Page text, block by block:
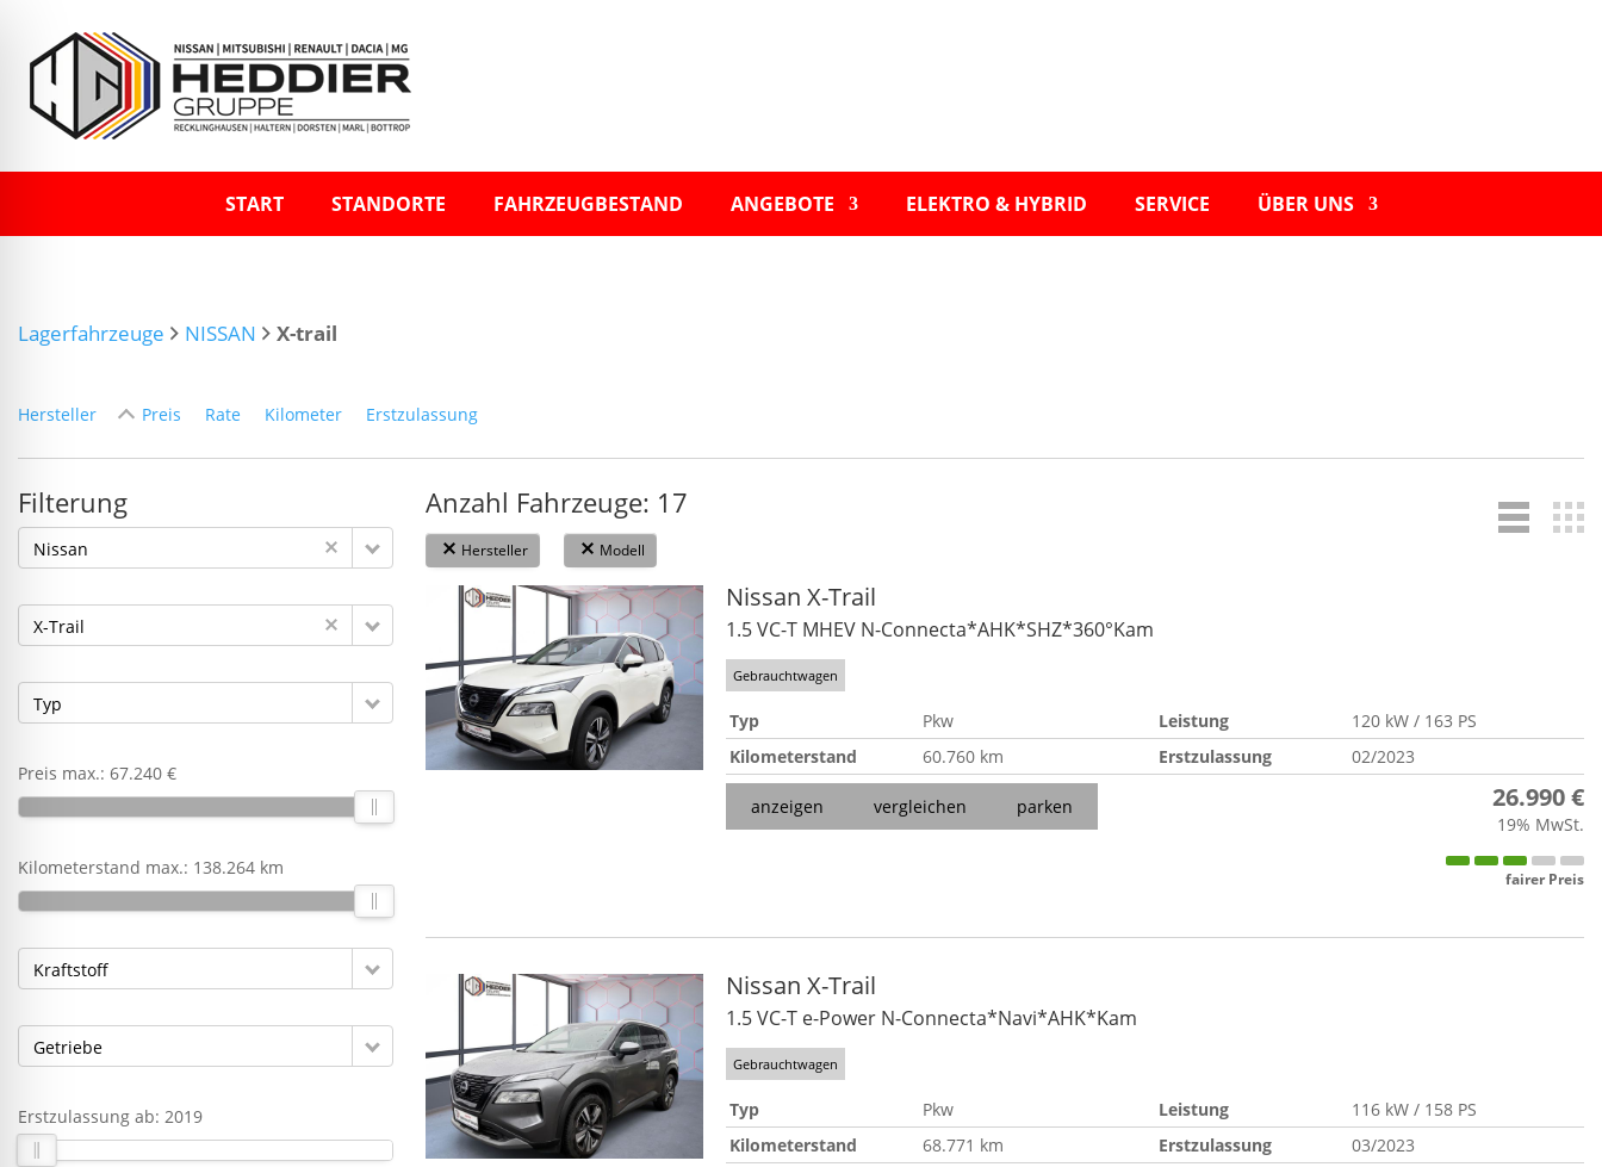
START STANDORTE FAHRZEUGBESTAND ANGEBOTE ELEKTRO & HYBRID SERVICE ÜBER UNS
Lagerfahrzeuge NISSAN X-trail
Hersteller Preis Rate Kilometer Erstzulassung
Filterung
Nissan
X-Trail
Typ
Preis max.: 67.240 €
Kilometerstand max.: 138.264 km
Kraftstoff
Getriebe
Erstzulassung ab: 2019
Anzahl Fahrzeuge: 17
Hersteller Modell
Nissan X-Trail
1.5 VC-T MHEV N-Connecta*AHK*SHZ*360°Kam
Gebrauchtwagen
Typ Pkw Leistung
120 kW / 163 PS
Kilometerstand
60.760 km Erstzulassung 02/2023
anzeigen vergleichen parken 26.990 €
19% MwSt.
fairer Preis
Nissan X-Trail
1.5 VC-T e-Power N-Connecta*Navi*AHK*Kam
Gebrauchtwagen
Typ Pkw Leistung
116 kW / 158 PS
Kilometerstand
68.771 km Erstzulassung 03/2023